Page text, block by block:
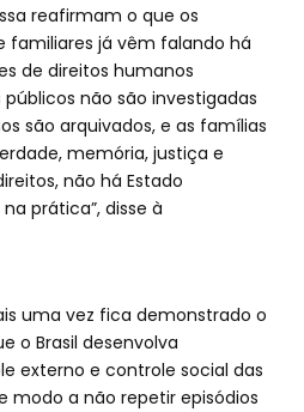
reafirmam o que os
familiares já vêm falando há
de direitos humanos
não são investigadas
são arquivados, e as famílias
memória, justiça e
não há Estado
prática”, disse à
uma vez fica demonstrado o
o Brasil desenvolva
externo e controle social das
modo a não repetir episódios